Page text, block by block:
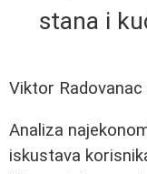
stana i
Viktor Radovanac
Analiza
iskustava